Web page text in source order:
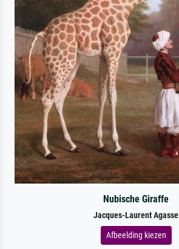
Nubische Giraffe
Jacques-Laurent Agasse
Afbeelding kiezen